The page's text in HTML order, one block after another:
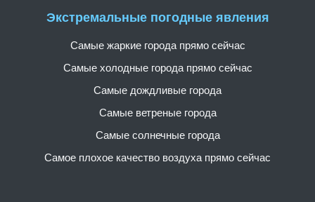
Экстремальные погодные явления
Самые жаркие города прямо сейчас
Самые холодные города прямо сейчас
Самые дождливые города
Самые ветреные города
Самые солнечные города
Самое плохое качество воздуха прямо сейчас